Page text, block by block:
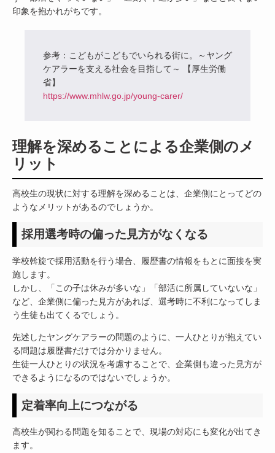
印象を抱かれがちです。
参考：こどもがこどもでいられる街に。～ヤング
ケアラーを支える社会を目指して～ 【厚生労働
省】
https://www.mhlw.go.jp/young-carer/
理解を深めることによる企業側のメ
リット
高校生の現状に対する理解を深めることは、企業側にとってどの
ようなメリットがあるのでしょうか。
採用選考時の偏った見方がなくなる
学校斡旋で採用活動を行う場合、履歴書の情報をもとに面接を実
施します。
しかし、「この子は休みが多いな」「部活に所属していないな」
など、企業側に偏った見方があれば、選考時に不利になってしま
う生徒も出てくるでしょう。
先述したヤングケアラーの問題のように、一人ひとりが抱えてい
る問題は履歴書だけでは分かりません。
生徒一人ひとりの状況を考慮することで、企業側も違った見方が
できるようになるのではないでしょうか。
定着率向上につながる
高校生が関わる問題を知ることで、現場の対応にも変化が出てき
ます。